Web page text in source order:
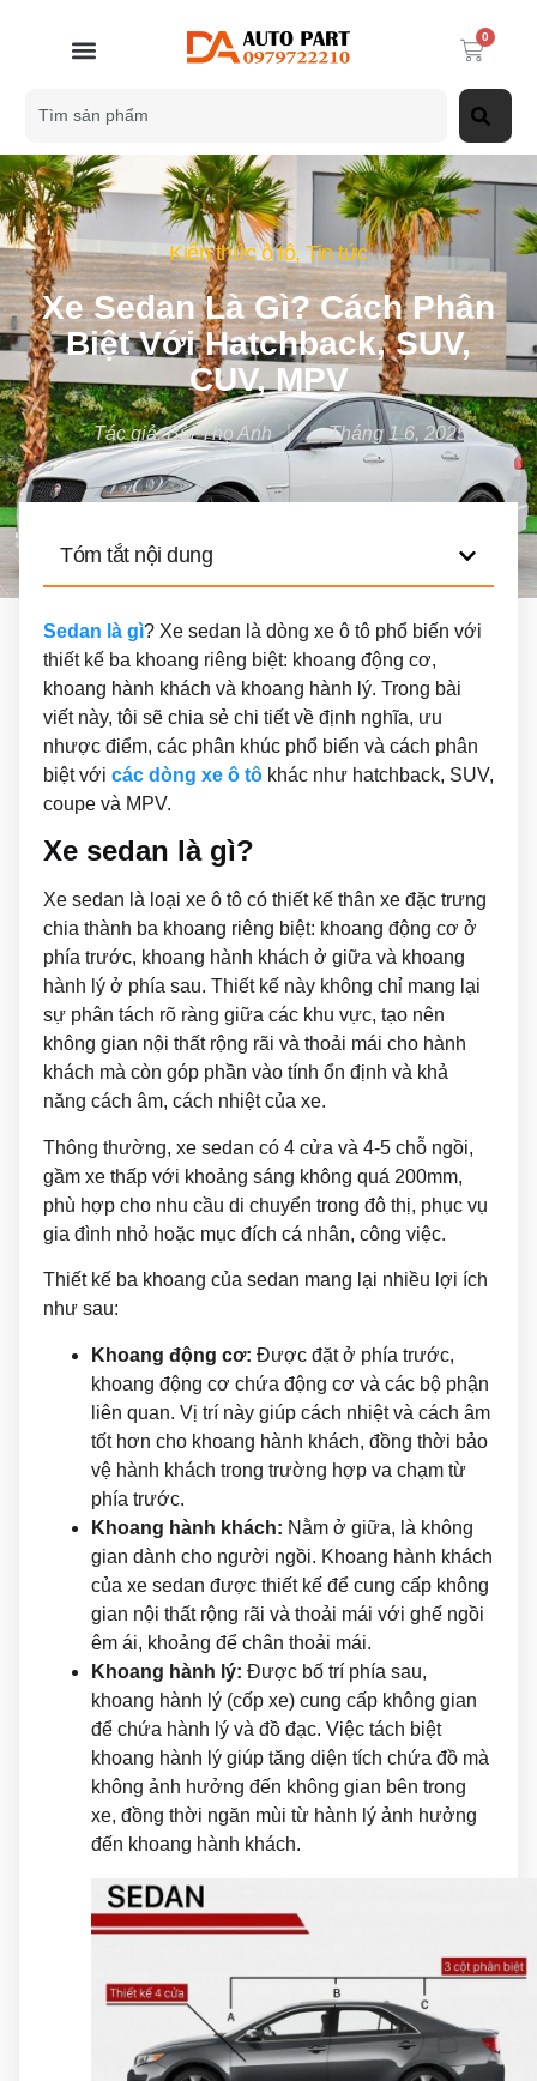
0
Kiến thức ô tô,Tin tức
Xe Sedan Là Gì? Cách Phân
Biệt Với Hatchback, SUV,
CUV, MPV
Tác giả:Bùi Thọ Anh Tháng 1 6, 2025
Tóm tắt nội dung
Sedan là gì? Xe sedan là dòng xe ô tô phổ biến với
thiết kế ba khoang riêng biệt: khoang động cơ,
khoang hành khách và khoang hành lý. Trong bài
viết này, tôi sẽ chia sẻ chi tiết về định nghĩa, ưu
nhược điểm, các phân khúc phổ biến và cách phân
biệt với các dòng xe ô tô khác như hatchback, SUV,
coupe và MPV.
Xe sedan là gì?
Xe sedan là loại xe ô tô có thiết kế thân xe đặc trưng
chia thành ba khoang riêng biệt: khoang động cơ ở
phía trước, khoang hành khách ở giữa và khoang
hành lý ở phía sau. Thiết kế này không chỉ mang lại
sự phân tách rõ ràng giữa các khu vực, tạo nên
không gian nội thất rộng rãi và thoải mái cho hành
khách mà còn góp phần vào tính ổn định và khả
năng cách âm, cách nhiệt của xe.
Thông thường, xe sedan có 4 cửa và 4-5 chỗ ngồi,
gầm xe thấp với khoảng sáng không quá 200mm,
phù hợp cho nhu cầu di chuyển trong đô thị, phục vụ
gia đình nhỏ hoặc mục đích cá nhân, công việc.
Thiết kế ba khoang của sedan mang lại nhiều lợi ích
như sau:
Khoang động cơ: Được đặt ở phía trước,
khoang động cơ chứa động cơ và các bộ phận
liên quan. Vị trí này giúp cách nhiệt và cách âm
tốt hơn cho khoang hành khách, đồng thời bảo
vệ hành khách trong trường hợp va chạm từ
phía trước.
Khoang hành khách: Nằm ở giữa, là không
gian dành cho người ngồi. Khoang hành khách
của xe sedan được thiết kế để cung cấp không
gian nội thất rộng rãi và thoải mái với ghế ngồi
êm ái, khoảng để chân thoải mái.
Khoang hành lý: Được bố trí phía sau,
khoang hành lý (cốp xe) cung cấp không gian
để chứa hành lý và đồ đạc. Việc tách biệt
khoang hành lý giúp tăng diện tích chứa đồ mà
không ảnh hưởng đến không gian bên trong
xe, đồng thời ngăn mùi từ hành lý ảnh hưởng
đến khoang hành khách.